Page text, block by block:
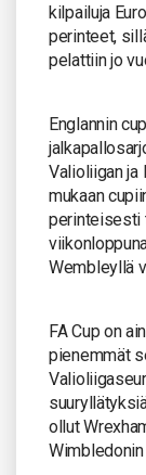
kilpailuja
perinteet,
pelattiin jo
Englannin
Valioliigan ja
mukaan
perinteisesti
Wembleyllä
FA Cup on
pienemmät
ollut